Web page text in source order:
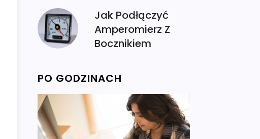
Jak Podłączyć
Amperomierz Z
Bocznikiem
PO GODZINACH